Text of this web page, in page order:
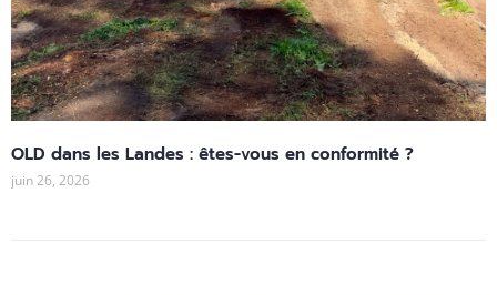
OLD dans les Landes : êtes-vous en conformité ?
juin 26, 2026